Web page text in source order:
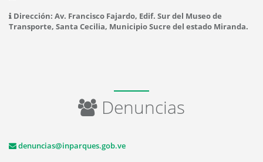
Dirección: Av. Francisco Fajardo, Edif. Sur del Museo de
Transporte, Santa Cecilia, Municipio Sucre del estado Miranda.
Denuncias
denuncias@inparques.gob.ve